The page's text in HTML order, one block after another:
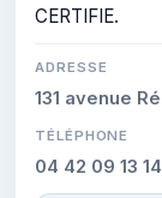
CERTIFIE.
ADRESSE
131 avenue
TÉLÉPHONE
04 42 09 13 14